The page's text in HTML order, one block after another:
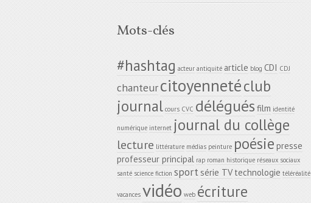
Mots-clés
#hashtag acteur antiquité article blog CDI CDJ
chanteurcitoyennetéclub
journal cours CVC délégués film identité
numérique internet journal du collège
lecture littérature médias peinture poésie presse
professeur principal rap roman historique réseaux sociaux
santé science fiction sportsérie TV technologie téléréalité
vacances vidéo web écriture